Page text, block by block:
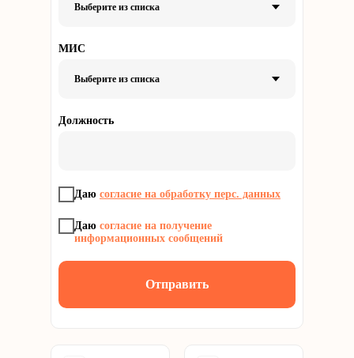
МИС
Должность
Даю согласие на обработку перс. данных
Даю согласие на получение
информационных сообщений
Отправить